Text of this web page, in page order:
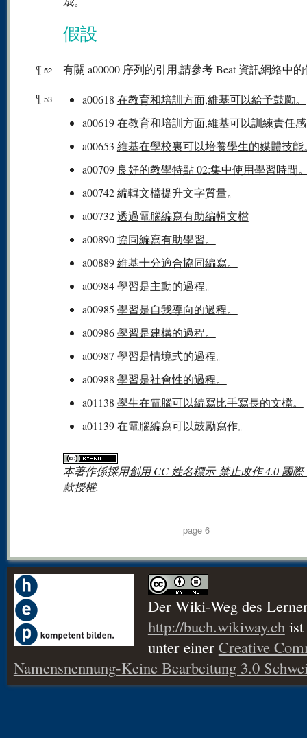
假設
¶ 52
有關 a00000 序列的引用,請參考 Beat 資訊網絡中
¶ 53 a00618 在教育和培訓方面,維基可以給予鼓勵。
a00619在教育和培訓方面,維基可以訓練責任
a00653 維基在學校裏可以培養學生的媒體技能
a00709 良好的教學特點 02:集中使用學習時間
a00742編輯文檔提升文字質量。
a00732透過電腦編寫有助編輯文檔
a00890協同編寫有助學習。
a00889維基十分適合協同編寫。
a00984學習是主動的過程。
a00985 學習是自我導向的過程。
a00986學習是建構的過程。
a00987 學習是情境式的過程。
a00988 學習是社會性的過程。
a01138 學生在電腦可以編寫比手寫長的文檔。
a01139在電腦編寫可以鼓勵寫作。
本著作係採用創用 CC 姓名標示-禁止改作 4.0 國際
款授權.
page 6
Der Wiki-Weg des
http://buch.wikiway.chist
unter einer Creative
Namensnennung-Keine Bearbeitung 3.0